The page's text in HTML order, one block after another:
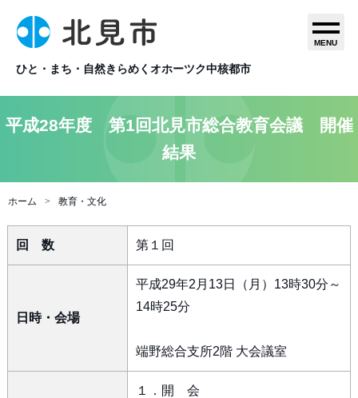
ひと・まち・自然きらめくオホーツク中核都市
MENU
平成28年度 第1回北見市総合教育会議 開催
結果
ホーム 教育・文化
回 数 第１回
日時・会場
平成29年2月13日（月）13時30分～
14時25分
端野総合支所2階 大会議室
１．開 会